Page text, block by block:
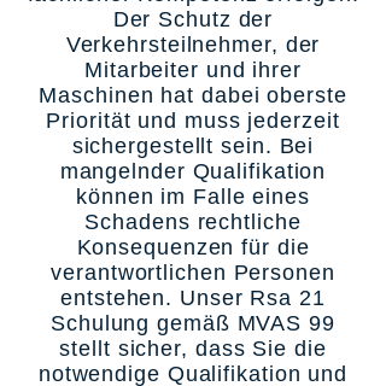
Der Schutz der
Verkehrsteilnehmer, der
Mitarbeiter und ihrer
Maschinen hat dabei oberste
Priorität und muss jederzeit
sichergestellt sein. Bei
mangelnder Qualifikation
können im Falle eines
Schadens rechtliche
Konsequenzen für die
verantwortlichen Personen
entstehen. Unser Rsa 21
Schulung gemäß MVAS 99
stellt sicher, dass Sie die
notwendige Qualifikation und